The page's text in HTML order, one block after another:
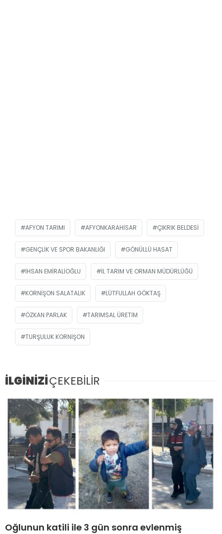
AFYON TARIMI AFYONKARAHISAR ÇIKRIK BELDESI
GENÇLIK VE SPOR BAKANLIĞI GÖNÜLLÜ HASAT
İHSAN EMIRALIOĞLU IL TARIM VE ORMAN MÜDÜRLÜĞÜ
KORNIŞON SALATALIK LÜTFULLAH GÖKTAŞ
ÖZKAN PARLAK TARIMSAL ÜRETIM
TURŞULUK KORNIŞON
İLGİNİZİÇEKEBİLİR
Oğlunun katili ile 3 gün sonra evlenmiş